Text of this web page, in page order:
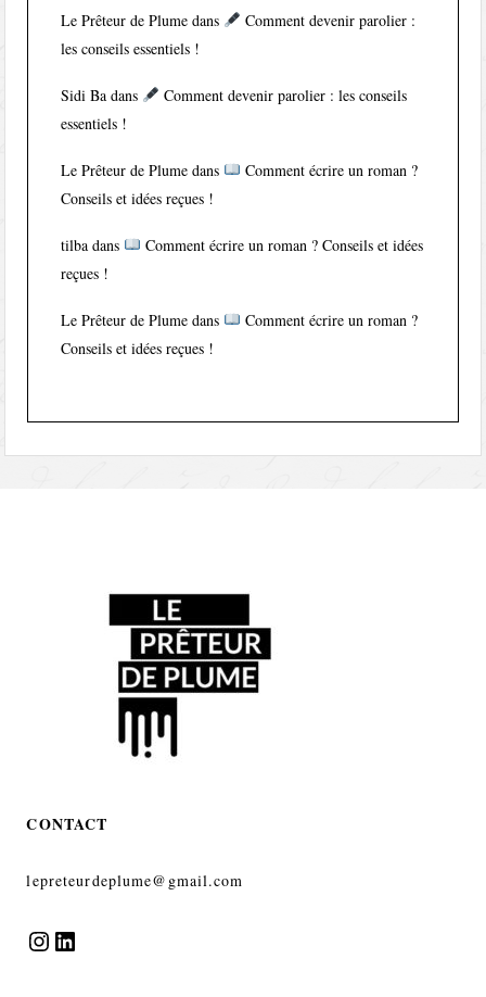
Le Prêteur de Plume dans
Comment devenir parolier :
les conseils essentiels !
Sidi Ba dans
Comment devenir parolier : les conseils
essentiels !
Le Prêteur de Plume dans
Comment écrire un roman ?
Conseils et idées reçues !
tilba dans
Comment écrire un roman ? Conseils et idées
reçues !
Le Prêteur de Plume dans
Comment écrire un roman ?
Conseils et idées reçues !
CONTACT
lepreteurdeplume@gmail.com